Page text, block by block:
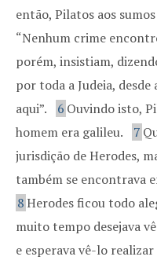
então, Pilatos aos
“Nenhum crime
porém, insistiam,
por toda a Judeia,
aqui”.
6 Ouvindo isto,
homem era galileu.
7
jurisdição de Herodes,
também se encontrava
8Herodes ficou todo
muito tempo desejava
e esperava vê-lo